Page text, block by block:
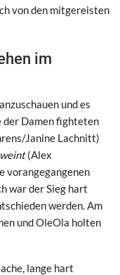
von den mitgereisten
im
und es
der Damen fighteten
Janine Lachnitt)
(Alex
vorangegangenen
war der Sieg hart
werden. Am
und OleOla holten
lange hart